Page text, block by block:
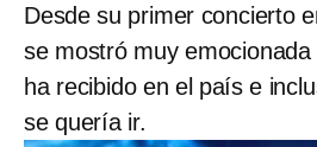
Desde su primer concierto
se mostró muy
ha recibido en el país e
se quería ir.